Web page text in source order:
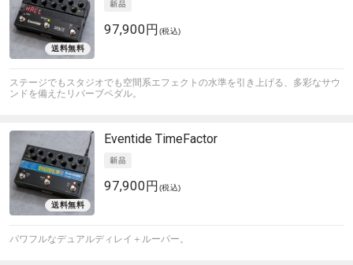
97,900円 (税込)
ステージでもスタジオでも空間系エフェクトの水準を引き上げる、多彩なサウ
ンドを備えたリバーブペダル。
Eventide TimeFactor
97,900円 (税込)
パワフルなデュアルディレイ＋ルーパー。